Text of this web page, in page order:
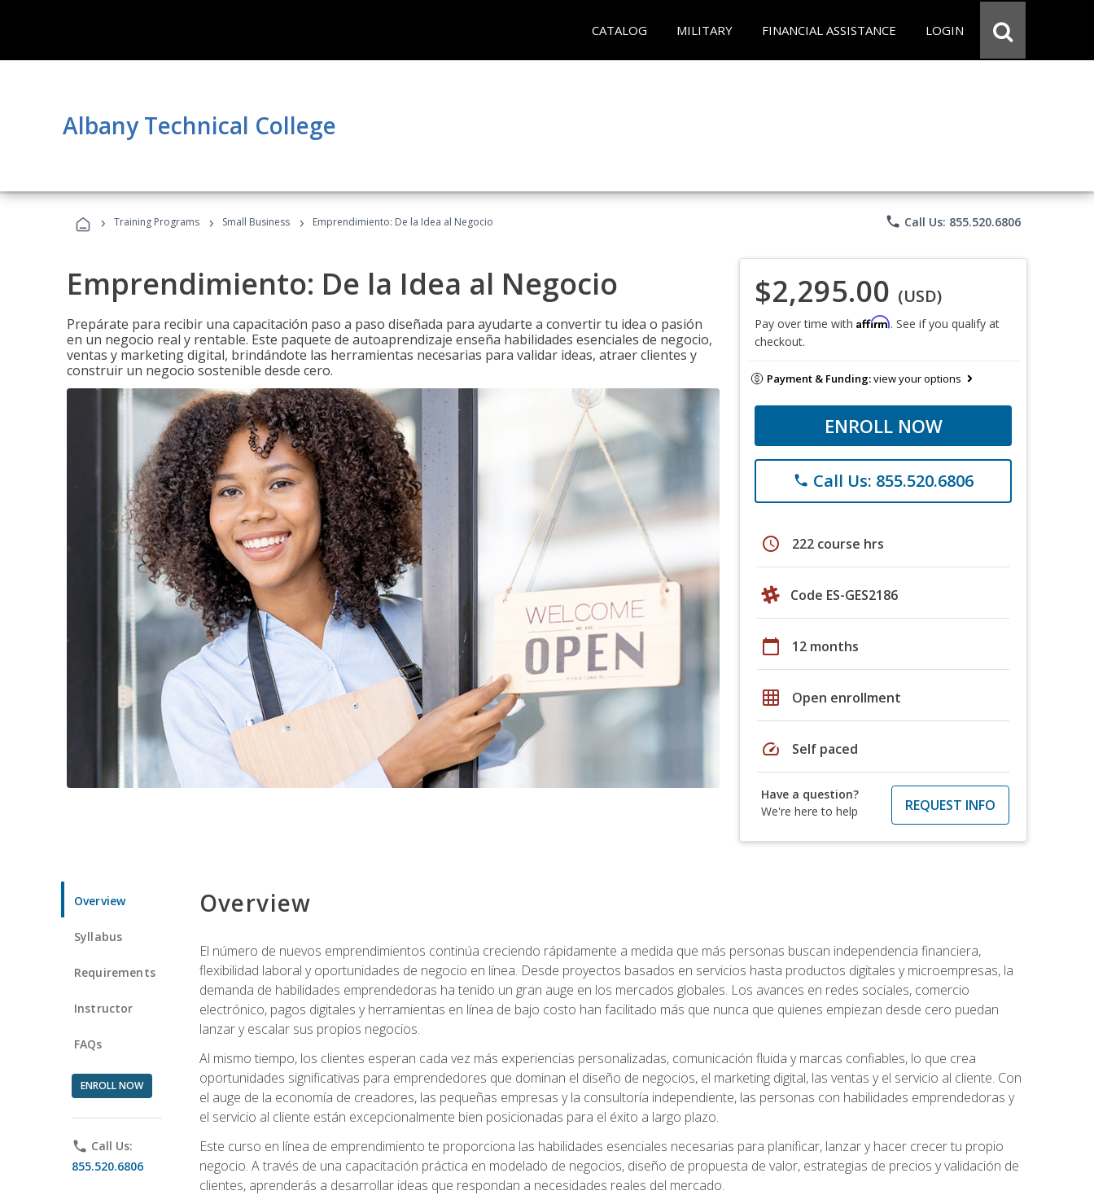
CATALOG MILITARY FINANCIAL ASSISTANCE LOGIN
Albany Technical College
› Training Programs › Small Business › Emprendimiento: De la Idea al Negocio phone Call Us: 855.520.6806
Emprendimiento: De la Idea al Negocio
Prepárate para recibir una capacitación paso a paso diseñada para ayudarte a convertir tu idea o pasión
en un negocio real y rentable. Este paquete de autoaprendizaje enseña habilidades esenciales de negocio,
ventas y marketing digital, brindándote las herramientas necesarias para validar ideas, atraer clientes y
construir un negocio sostenible desde cero.
$2,295.00 (USD)
Pay over time with Affirm. See if you qualify at
checkout.
Payment & Funding:view your options
ENROLL NOW
phone Call Us: 855.520.6806
schedule 222 course hrs
Code ES-GES2186
calendar_today 12 months
grid_on Open enrollment
speed Self paced
Have a question?
We're here to help
REQUEST INFO
Overview
Syllabus
Requirements
Instructor
FAQs
ENROLL NOW
phone Call Us:
855.520.6806
Overview
El número de nuevos emprendimientos continúa creciendo rápidamente a medida que más personas buscan independencia financiera,
flexibilidad laboral y oportunidades de negocio en línea. Desde proyectos basados en servicios hasta productos digitales y microempresas, la
demanda de habilidades emprendedoras ha tenido un gran auge en los mercados globales. Los avances en redes sociales, comercio
electrónico, pagos digitales y herramientas en línea de bajo costo han facilitado más que nunca que quienes empiezan desde cero puedan
lanzar y escalar sus propios negocios.
Al mismo tiempo, los clientes esperan cada vez más experiencias personalizadas, comunicación fluida y marcas confiables, lo que crea
oportunidades significativas para emprendedores que dominan el diseño de negocios, el marketing digital, las ventas y el servicio al cliente. Con
el auge de la economía de creadores, las pequeñas empresas y la consultoría independiente, las personas con habilidades emprendedoras y
el servicio al cliente están excepcionalmente bien posicionadas para el éxito a largo plazo.
Este curso en línea de emprendimiento te proporciona las habilidades esenciales necesarias para planificar, lanzar y hacer crecer tu propio
negocio. A través de una capacitación práctica en modelado de negocios, diseño de propuesta de valor, estrategias de precios y validación de
clientes, aprenderás a desarrollar ideas que respondan a necesidades reales del mercado.